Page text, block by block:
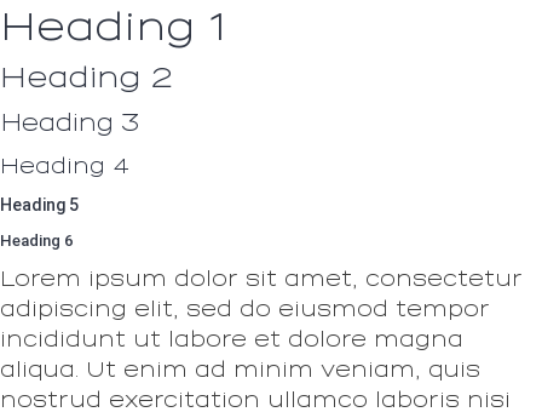
Heading 1
Heading 2
Heading 3
Heading 4
Heading 5
Heading 6
Lorem ipsum dolor sit amet, consectetur
adipiscing elit, sed do eiusmod tempor
incididunt ut labore et dolore magna
aliqua. Ut enim ad minim veniam, quis
nostrud exercitation ullamco laboris nisi